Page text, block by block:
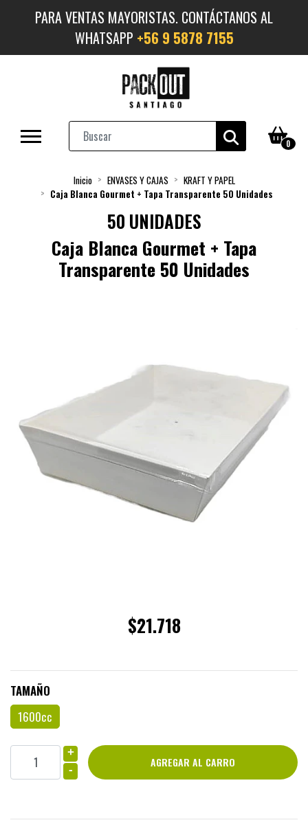
PARA VENTAS MAYORISTAS. CONTÁCTANOS AL
WHATSAPP +56 9 5878 7155
0
Inicio ENVASES Y CAJAS
KRAFT Y PAPEL
Caja Blanca Gourmet + Tapa Transparente 50 Unidades
50 UNIDADES
Caja Blanca Gourmet + Tapa
Transparente 50 Unidades
$21.718
TAMAÑO
1600cc
+
-